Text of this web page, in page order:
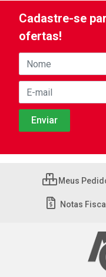
Cadastre-se
ofertas!
Meus
Notas